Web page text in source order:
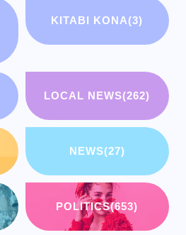
KITABI KONA(3)
LOCAL NEWS(262)
NEWS(27)
POLITICS(653)